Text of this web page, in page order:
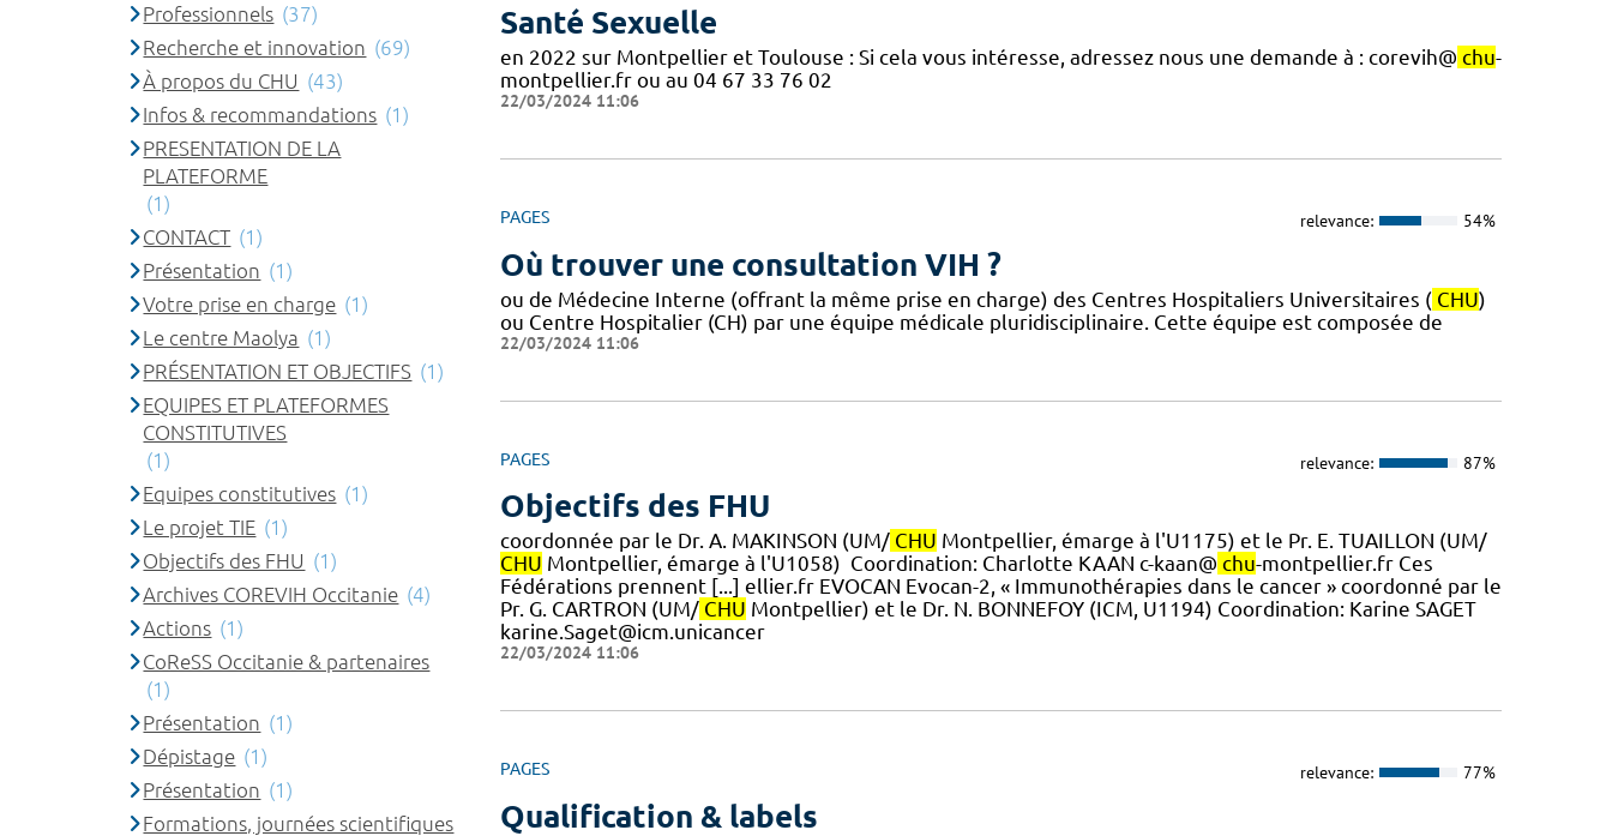
Santé Sexuelle
en 2022 sur Montpellier et Toulouse : Si cela vous intéresse, adressez nous une demande à : corevih@ chu-
montpellier.fr ou au 04 67 33 76 02
22/03/2024 11:06
PAGES relevance: 54%
Où trouver une consultation VIH ?
ou de Médecine Interne (offrant la même prise en charge) des Centres Hospitaliers Universitaires ( CHU)
ou Centre Hospitalier (CH) par une équipe médicale pluridisciplinaire. Cette équipe est composée de
22/03/2024 11:06
PAGES relevance: 87%
Objectifs des FHU
coordonnée par le Dr. A. MAKINSON (UM/ CHU Montpellier, émarge à l'U1175) et le Pr. E. TUAILLON (UM/
CHU Montpellier, émarge à l'U1058) ​ Coordination: Charlotte KAAN c-kaan@ chu-montpellier.fr Ces
Fédérations prennent [...] ellier.fr EVOCAN Evocan-2, « Immunothérapies dans le cancer » coordonné par le
Pr. G. CARTRON (UM/ CHU Montpellier) et le Dr. N. BONNEFOY (ICM, U1194) Coordination: Karine SAGET
karine.Saget@icm.unicancer
22/03/2024 11:06
PAGES relevance: 77%
Qualification & labels
Professionnels (37)
Recherche et innovation (69)
À propos du CHU (43)
Infos & recommandations (1)
PRESENTATION DE LA
PLATEFORME
(1)
CONTACT (1)
Présentation (1)
Votre prise en charge (1)
Le centre Maolya (1)
PRÉSENTATION ET OBJECTIFS (1)
EQUIPES ET PLATEFORMES
CONSTITUTIVES
(1)
Equipes constitutives (1)
Le projet TIE (1)
Objectifs des FHU (1)
Archives COREVIH Occitanie (4)
Actions (1)
CoReSS Occitanie & partenaires
(1)
Présentation (1)
Dépistage (1)
Présentation (1)
Formations, journées scientifiques